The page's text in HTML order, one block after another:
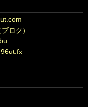
ログ）